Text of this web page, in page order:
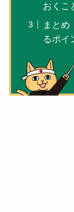
おくこ
まとめ
るポイ